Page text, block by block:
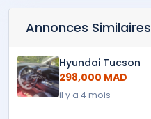
Annonces Similaires
Hyundai Tucson
298,000 MAD
il y a 4 mois